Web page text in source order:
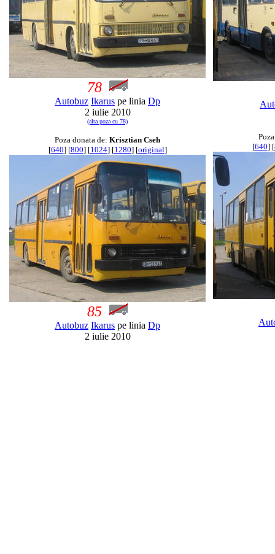
78
Autobuz Ikarus pe linia Dp
2 iulie 2010
(alta poza cu 78)
Poza donata de: Krisztian Cseh
[640] [800] [1024] [1280] [original]
85
Autobuz Ikarus pe linia Dp
2 iulie 2010
[640] [